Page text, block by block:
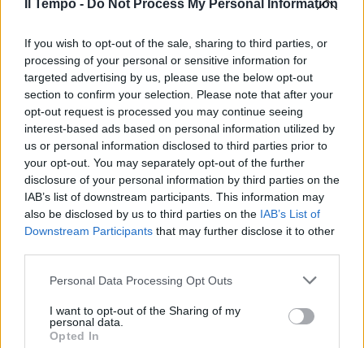
Il Tempo - Do Not Process My Personal Information
If you wish to opt-out of the sale, sharing to third parties, or
processing of your personal or sensitive information for
targeted advertising by us, please use the below opt-out
section to confirm your selection. Please note that after your
opt-out request is processed you may continue seeing
interest-based ads based on personal information utilized by
us or personal information disclosed to third parties prior to
your opt-out. You may separately opt-out of the further
disclosure of your personal information by third parties on the
IAB’s list of downstream participants. This information may
also be disclosed by us to third parties on the IAB’s List of
Downstream Participants that may further disclose it to other
Personal Data Processing Opt Outs
I want to opt-out of the Sharing of my
personal data.
Opted In